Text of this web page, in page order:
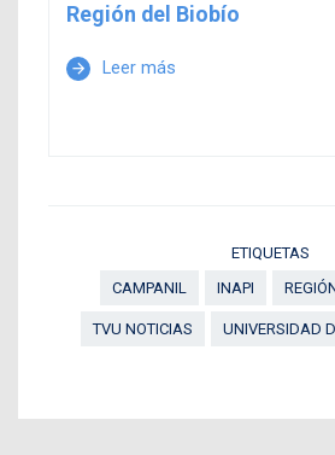
Región del Biobío
arrow_forward Leer más
ETIQUETAS
CAMPANIL
INAPI
TVU NOTICIAS UNIVERSIDAD